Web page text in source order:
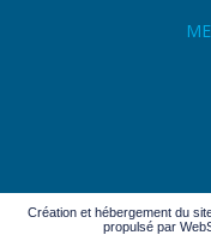
Création et hébergement du
propulsé par